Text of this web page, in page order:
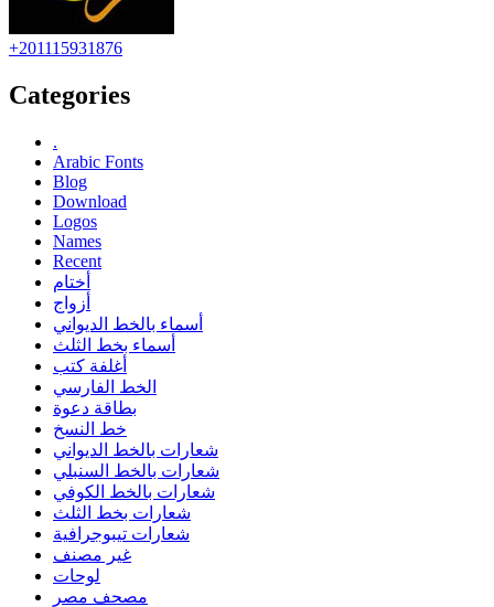
+201115931876
Categories
.
Arabic Fonts
Blog
Download
Logos
Names
Recent
أختام
أزواج
أسماء بالخط الديواني
أسماء بخط الثلث
أغلفة كتب
الخط الفارسي
بطاقة دعوة
خط النسخ
شعارات بالخط الديواني
شعارات بالخط السنبلي
شعارات بالخط الكوفي
شعارات بخط الثلث
شعارات تيبوجرافية
غير مصنف
لوحات
مصحف مصر